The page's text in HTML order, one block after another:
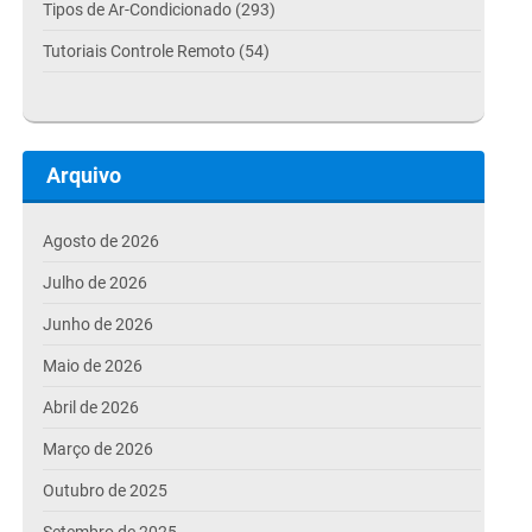
Tipos de Ar-Condicionado (293)
Tutoriais Controle Remoto (54)
Arquivo
Agosto de 2026
Julho de 2026
Junho de 2026
Maio de 2026
Abril de 2026
Março de 2026
Outubro de 2025